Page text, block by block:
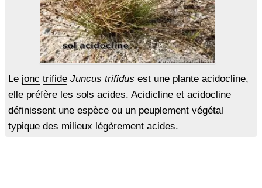
Le jonc trifide Juncus trifidus est une plante acidocline,
elle préfère les sols acides. Acidicline et acidocline
définissent une espèce ou un peuplement végétal
typique des milieux légèrement acides.